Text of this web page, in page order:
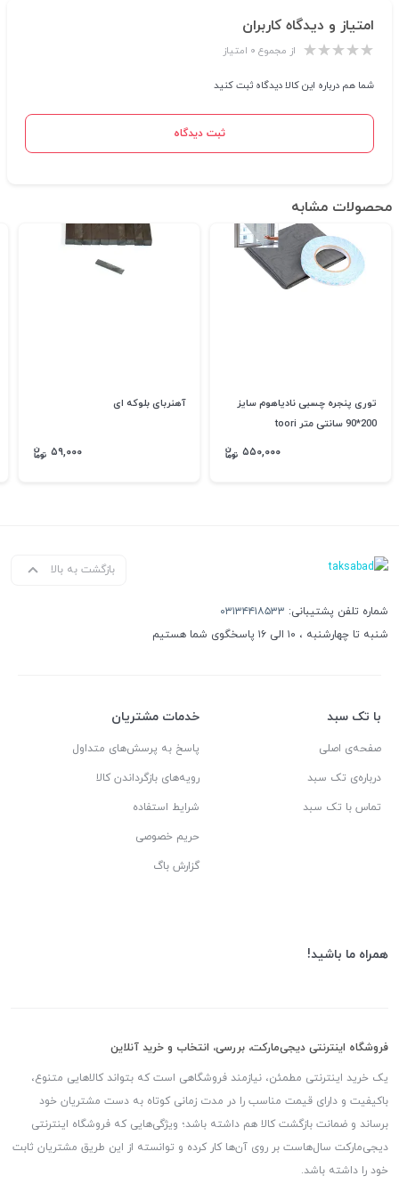
امتیاز و دیدگاه کاربران
از مجموع ۰ امتیاز
شما هم درباره این کالا دیدگاه ثبت کنید
ثبت دیدگاه
محصولات مشابه
توری پنجره چسبی نادیاهوم سایز
200*90 سانتی متر toori
۵۵۰,۰۰۰
آهنربای بلوکه ای
۵۹,۰۰۰
بازگشت به بالا
شماره تلفن پشتیبانی: ۰۳۱۳۴۴۱۸۵۳۳
شنبه تا چهارشنبه ، ۱۰ الی ۱۶ پاسخگوی شما هستیم
با تک سبد
صفحه‌ی اصلی
درباره‌ی تک سبد
تماس با تک سبد
خدمات مشتریان
پاسخ به پرسش‌های متداول
رویه‌های بازگرداندن کالا
شرایط استفاده
حریم خصوصی
گزارش باگ
همراه ما باشید!
فروشگاه اینترنتی دیجی‌مارکت، بررسی، انتخاب و خرید آنلاین
یک خرید اینترنتی مطمئن، نیازمند فروشگاهی است که بتواند کالاهایی متنوع،
باکیفیت و دارای قیمت مناسب را در مدت زمانی کوتاه به دست مشتریان خود
برساند و ضمانت بازگشت کالا هم داشته باشد؛ ویژگی‌هایی که فروشگاه اینترنتی
دیجی‌مارکت سال‌هاست بر روی آن‌ها کار کرده و توانسته از این طریق مشتریان ثابت
خود را داشته باشد.